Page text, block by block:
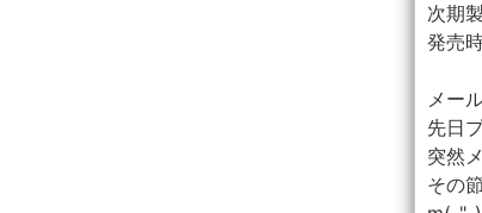
次期
発売
メー
先日
突然
その